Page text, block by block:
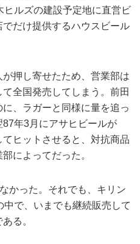
ルズの建設予定地に直営ビ
だけ提供するハウスビール
押し寄せたため、営業部は
全国発売してしまう。前田
、ラガーと同様に量を追っ
年3月にアサヒビールが
てヒットさせると、対抗商品
によってだった。
かった。それでも、キリン
で、いまでも継続販売して
る。